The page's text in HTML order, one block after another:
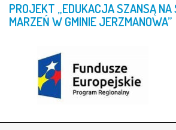
PROJEKT „EDUKACJASZANSĄNA
MARZEŃWGMINIEJERZMANOWA”